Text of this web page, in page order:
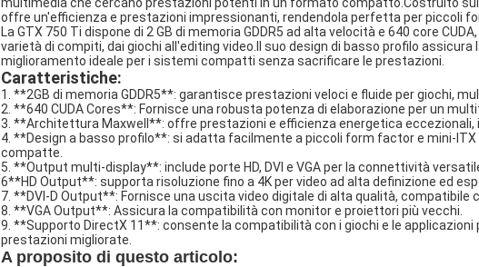
offre un'efficienza e prestazioni impressionanti, rendendola perfetta per piccoli
La GTX 750 Ti dispone di 2 GB di memoria GDDR5 ad alta velocità e 640 core
varietà di compiti, dai giochi all'editing video.Il suo design di basso profilo
miglioramento ideale per i sistemi compatti senza sacrificare le prestazioni.
Caratteristiche:
1. **2GB di memoria GDDR5**: garantisce prestazioni veloci e fluide per giochi,
2. **640 CUDA Cores**: Fornisce una robusta potenza di elaborazione per un
3. **Architettura Maxwell**: offre prestazioni e efficienza energetica eccezionali,
4. **Design a basso profilo**: si adatta facilmente a piccoli form factor e mini-
compatte.
5. **Output multi-display**: include porte HD, DVI e VGA per la connettività
6**HD Output**: supporta risoluzione fino a 4K per video ad alta definizione ed
7. **DVI-D Output**: Fornisce una uscita video digitale di alta qualità, compatibile
8. **VGA Output**: Assicura la compatibilità con monitor e proiettori più vecchi.
9. **Supporto DirectX 11**: consente la compatibilità con i giochi e le
prestazioni migliorate.
A proposito di questo articolo: